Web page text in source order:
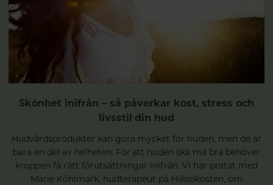
Skönhet inifrån – så påverkar kost, stress och
livsstil din hud
Hudvårdsprodukter kan göra mycket för huden, men de är
bara en del av helheten. För att huden ska må bra behöver
kroppen få rätt förutsättningar inifrån. Vi har pratat med
Marie Köhlmark, hudterapeut på Hälsokosten, om